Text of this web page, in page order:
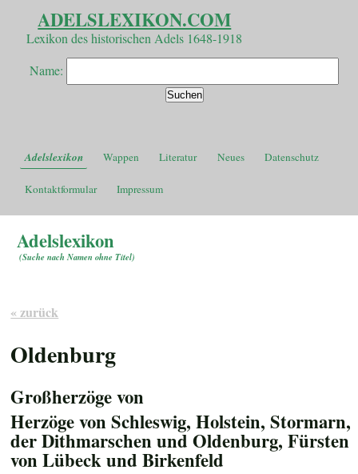
ADELSLEXIKON.COM
Lexikon des historischen Adels 1648-1918
Name:
Adelslexikon Wappen Literatur Neues Datenschutz
Kontaktformular Impressum
Adelslexikon
(Suche nach Namen ohne Titel)
« zurück
Oldenburg
Großherzöge von
Herzöge von Schleswig, Holstein, Stormarn,
der Dithmarschen und Oldenburg, Fürsten
von Lübeck und Birkenfeld